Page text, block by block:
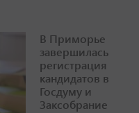
В Приморье
завершилась
регистрация
кандидатов в
Госдуму и
Заксобрание